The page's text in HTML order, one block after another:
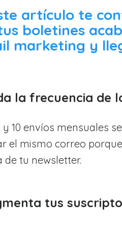
artículo te
boletines
marketing y
la frecuencia de
y 10 envíos mensuales
el mismo correo
de tu newsletter.
tus